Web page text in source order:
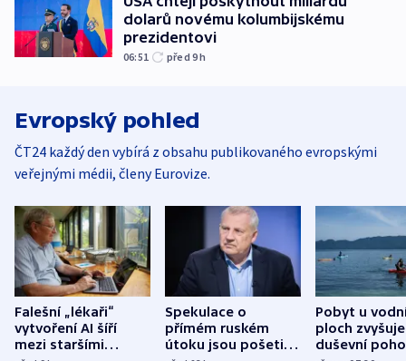
dolarů novému kolumbijskému
prezidentovi
06:51 před 9h
Evropský pohled
ČT24 každý den vybírá z obsahu publikovaného evropskými
veřejnými médii, členy Eurovize.
Falešní „lékaři“
vytvoření AI šíří
mezi staršími
Spekulace o
přímém ruském
útoku jsou pošetilé,
Pobyt u
ploch zvyšuje
duševní